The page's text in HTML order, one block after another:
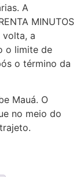
A
MINUTOS
volta, a
o limite de
o término da
Mauá. O
no meio do